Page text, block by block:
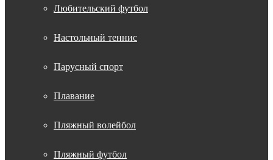
Любительский футбол
Настольный теннис
Парусный спорт
Плавание
Пляжный волейбол
Пляжный футбол